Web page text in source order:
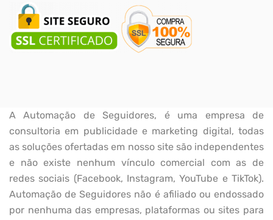
A Automação de Seguidores, é uma empresa de
consultoria em publicidade e marketing digital, todas
as soluções ofertadas em nosso site são independentes
e não existe nenhum vínculo comercial com as de
redes sociais (Facebook, Instagram, YouTube e TikTok).
Automação de Seguidores não é afiliado ou endossado
por nenhuma das empresas, plataformas ou sites para